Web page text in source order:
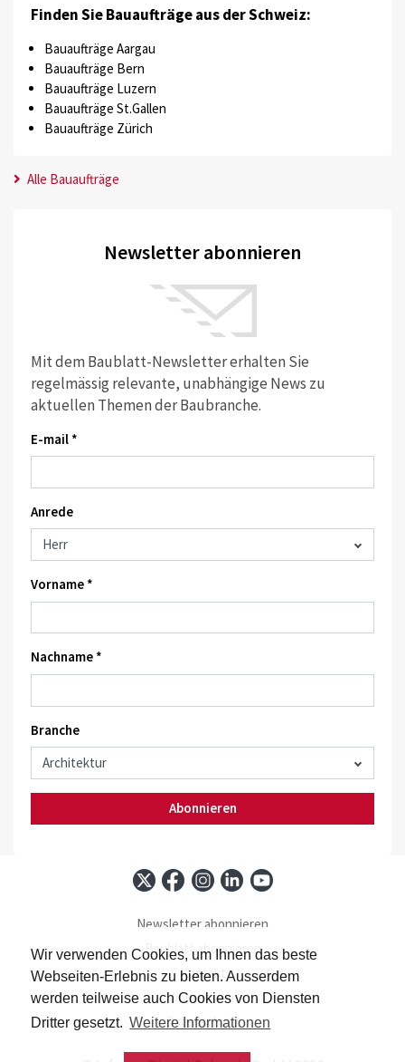
Wir verwenden Cookies, um Ihnen das beste
Webseiten-Erlebnis zu bieten. Ausserdem
werden teilweise auch Cookies von Diensten
Dritter gesetzt. Weitere Informationen
Finden Sie Bauaufträge aus der Schweiz:
Bauaufträge Aargau
Bauaufträge Bern
Bauaufträge Luzern
Bauaufträge St.Gallen
Bauaufträge Zürich
Alle Bauaufträge
Newsletter abonnieren
Mit dem Baublatt-Newsletter erhalten Sie
regelmässig relevante, unabhängige News zu
aktuellen Themen der Baubranche.
E-mail *
Anrede
Vorname *
Nachname *
Branche
Abonnieren
Newsletter abonnieren
Baublatt abonnieren
Kontakt
Impressum
Datenschutz